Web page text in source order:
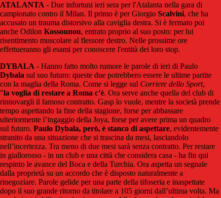
ATALANTA - Due infortuni ieri sera per l'Atalanta nella gara di
campionato contro il Milan. Il primo è per Giorgio Scalvini, che ha
accusato un trauma distorsivo alla caviglia destra. Si è fermato poi
anche Odilon Kossounou, entrato proprio al suo posto: per lui
risentimento muscolare al flessore destro. Nelle prossime ore
effettueranno gli esami per conoscere l'entità dei loro stop.
DYBALA - Hanno fatto molto rumore le parole di ieri di Paulo
Dybala sul suo futuro: queste due potrebbero essere le ultime partite
con la maglia della Roma. Come si legge sul Corriere dello Sport,
"la voglia di restare a Roma c’è. Ora serve anche quella del club di
rinnovargli il famoso contratto. Gasp lo vuole, mentre la società prende
tempo aspettando la fine della stagione, forse per abbassare
ulteriormente l’ingaggio della Joya, forse per avere prima un quadro
sul futuro. Paulo Dybala, però, è stanco di aspettare, evidentemente
stranito da una situazione che si trascina da mesi, lasciandolo
nell’incertezza. Tra meno di due mesi sarà senza contratto. Per restare
in giallorosso - in un club e una città che considera casa - ha fin qui
respinto le avance del Boca e della Turchia. Ora aspetta un segnale
dalla proprietà su un accordo che è disposto naturalmente a
rinegoziare. Parole gelide per una parte della tifoseria e inaspettate
dopo il suo grande ritorno da titolare a 105 giorni dall’ultima volta. Ma